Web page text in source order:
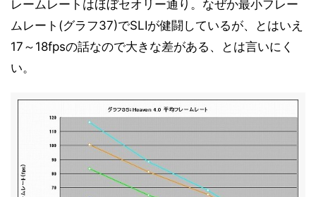
レームレートはほぼセオリー通り。なぜか最小フレー
ムレート(グラフ37)でSLIが健闘しているが、とはいえ
17～18fpsの話なので大きな差がある、とは言いにく
い。